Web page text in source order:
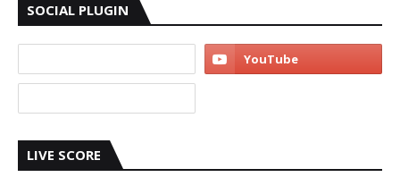
SOCIAL PLUGIN
LIVE SCORE